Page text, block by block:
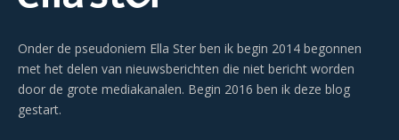
Onder de pseudoniem Ella Ster ben ik begin 2014 begonnen
met het delen van nieuwsberichten die niet bericht worden
door de grote mediakanalen. Begin 2016 ben ik deze blog
gestart.